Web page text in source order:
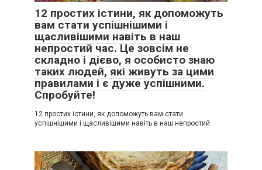
12 простих істини, як допоможуть
вам стати успішнішими і
щасливішими навіть в наш
непростий час. Це зовсім не
складно і дієво, я особисто знаю
таких людей, які живуть за цими
правилами і є дуже успішними.
Спробуйте!
12 простих істини, як допоможуть вам стати
успішнішими і щасливішими навіть в наш непростий